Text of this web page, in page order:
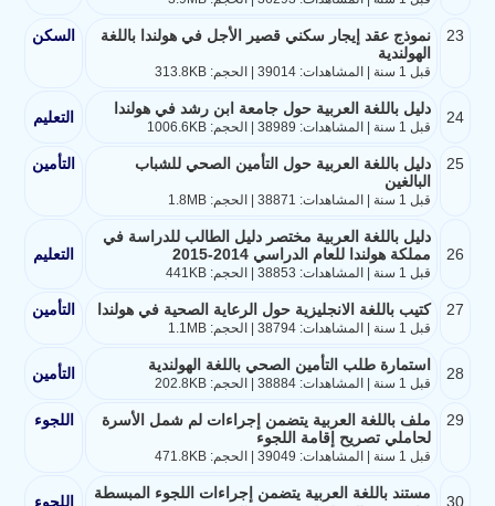
23
نموذج عقد إيجار سكني قصير الأجل في هولندا باللغة
الهولندية
قبل 1 سنة | المشاهدات: 39014 | الحجم: 313.8KB
السكن
24 دليل باللغة العربية حول جامعة ابن رشد في هولندا
قبل 1 سنة | المشاهدات: 38989 | الحجم: 1006.6KB
التعليم
25
دليل باللغة العربية حول التأمين الصحي للشباب
البالغين
قبل 1 سنة | المشاهدات: 38871 | الحجم: 1.8MB
التأمين
26
دليل باللغة العربية مختصر دليل الطالب للدراسة في
مملكة هولندا للعام الدراسي 2014-2015
قبل 1 سنة | المشاهدات: 38853 | الحجم: 441KB
التعليم
27 كتيب باللغة الانجليزية حول الرعاية الصحية في هولندا
قبل 1 سنة | المشاهدات: 38794 | الحجم: 1.1MB
التأمين
28 استمارة طلب التأمين الصحي باللغة الهولندية
قبل 1 سنة | المشاهدات: 38884 | الحجم: 202.8KB
التأمين
29
ملف باللغة العربية يتضمن إجراءات لم شمل الأسرة
لحاملي تصريح إقامة اللجوء
قبل 1 سنة | المشاهدات: 39049 | الحجم: 471.8KB
اللجوء
30 مستند باللغة العربية يتضمن إجراءات اللجوء المبسطة اللجوء